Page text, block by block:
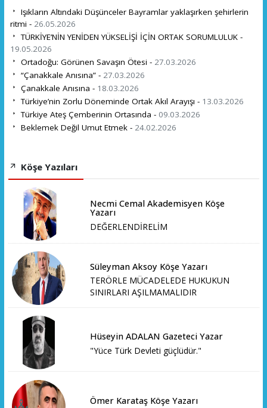
Işıkların Altındaki Düşünceler Bayramlar yaklaşırken şehirlerin
ritmi - 26.05.2026
TÜRKİYE’NİN YENİDEN YÜKSELİŞİ İÇİN ORTAK SORUMLULUK -
19.05.2026
Ortadoğu: Görünen Savaşın Ötesi - 27.03.2026
“Çanakkale Anısına” - 27.03.2026
Çanakkale Anısına - 18.03.2026
Türkiye’nin Zorlu Döneminde Ortak Akıl Arayışı - 13.03.2026
Türkiye Ateş Çemberinin Ortasında - 09.03.2026
Beklemek Değil Umut Etmek - 24.02.2026
Köşe Yazıları
Necmi Cemal Akademisyen Köşe
Yazarı
DEĞERLENDİRELİM
Süleyman Aksoy Köşe Yazarı
TERÖRLE MÜCADELEDE HUKUKUN
SINIRLARI AŞILMAMALIDIR
Hüseyin ADALAN Gazeteci Yazar
"Yüce Türk Devleti güçlüdür."
Ömer Karataş Köşe Yazarı